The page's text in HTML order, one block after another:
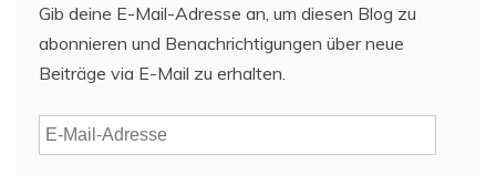
Gib deine E-Mail-Adresse an, um diesen Blog zu
abonnieren und Benachrichtigungen über neue
Beiträge via E-Mail zu erhalten.
E-
Mail-